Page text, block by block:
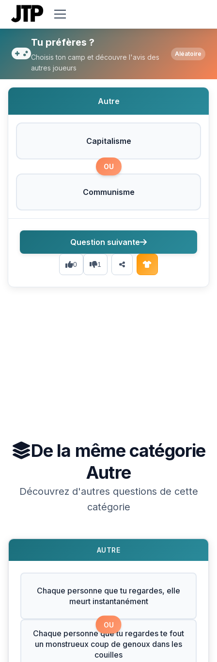
Tu préfères Capitalisme ou Communisme
Tu préfères ?
Choisis ton camp et découvre l'avis des
autres joueurs
Aléatoire
Autre
Capitalisme
OU
Communisme
0 1
Question suivante
De la même catégorie
Autre
Découvrez d'autres questions de cette
catégorie
AUTRE
Chaque personne que tu regardes, elle
meurt instantanément
OU
Chaque personne que tu regardes te fout
un monstrueux coup de genoux dans les
couilles